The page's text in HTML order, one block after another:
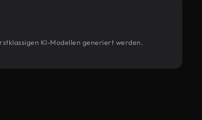
KI-Modellen generiert werden.